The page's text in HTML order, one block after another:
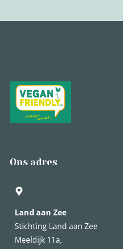
Ons adres
Land aan Zee
Stichting Land aan Zee
Meeldijk 11a,